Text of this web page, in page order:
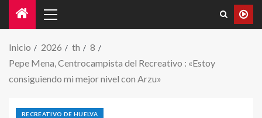
Inicio 2026 th
8
Pepe Mena, Centrocampista del Recreativo : «Estoy
consiguiendo mi mejor nivel con Arzu»
RECREATIVO DE HUELVA